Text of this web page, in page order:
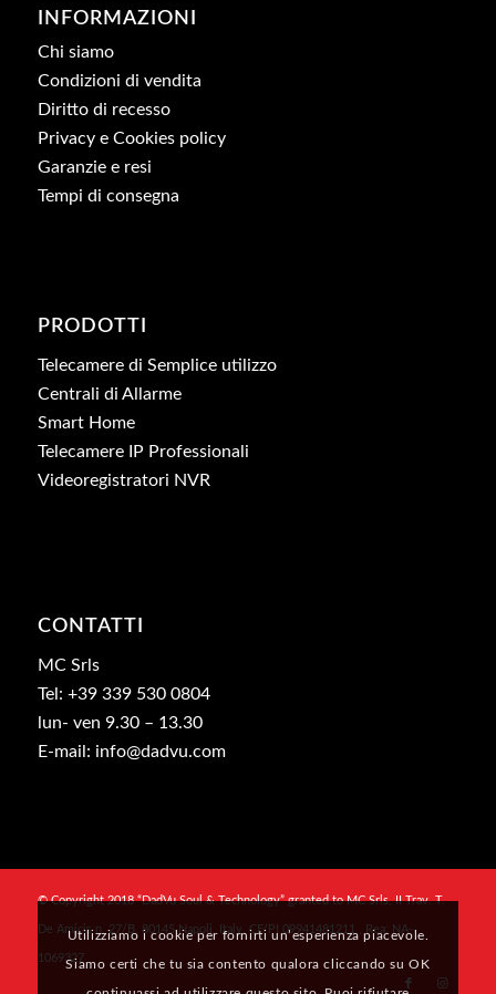
INFORMAZIONI
Chi siamo
Condizioni di vendita
Diritto di recesso
Privacy e Cookies policy
Garanzie e resi
Tempi di consegna
PRODOTTI
Telecamere di Semplice utilizzo
Centrali di Allarme
Smart Home
Telecamere IP Professionali
Videoregistratori NVR
CONTATTI
MC Srls
Tel: +39 339 530 0804
lun- ven 9.30 – 13.30
E-mail: info@dadvu.com
© Copyright 2018 “DadVu Soul & Technology” granted to MC Srls, II Trav. T.
De Amicis n. 27/B, 80145 Napoli, Italy, CF/PI 09941481211 , Rea: NA-
1069327
Utilizziamo i cookie per fornirti un’esperienza piacevole.
Siamo certi che tu sia contento qualora cliccando su OK